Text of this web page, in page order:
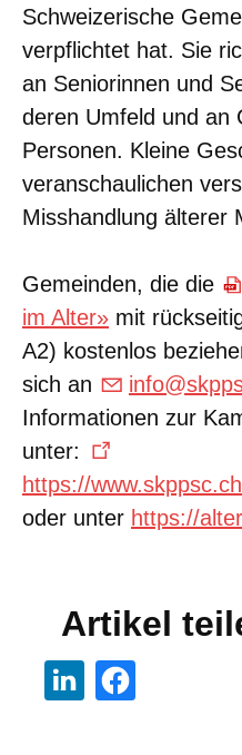
Schweizerische
verpflichtet hat. Sie
an Seniorinnen und
deren Umfeld und an
Personen. Kleine
veranschaulichen
Misshandlung älterer
Gemeinden, die die
im Alter» mit
A2) kostenlos
sich an
Informationen zur
unter:
https://
oder unter https://
Artikel